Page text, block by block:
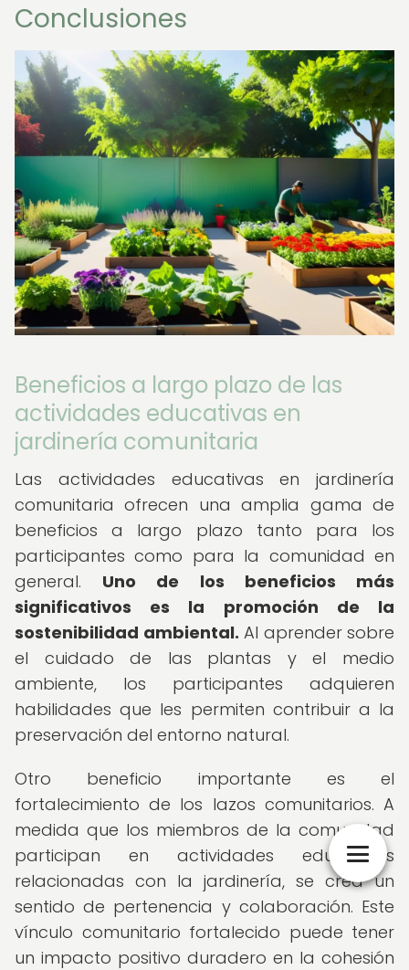
Conclusiones
Beneficios a largo plazo de las
actividades educativas en
jardinería comunitaria
Las actividades educativas en jardinería
comunitaria ofrecen una amplia gama de
beneficios a largo plazo tanto para los
participantes como para la comunidad en
general. Uno de los beneficios más
significativos es la promoción de la
sostenibilidad ambiental. Al aprender sobre
el cuidado de las plantas y el medio
ambiente, los participantes adquieren
habilidades que les permiten contribuir a la
preservación del entorno natural.
Otro beneficio importante es el
fortalecimiento de los lazos comunitarios. A
medida que los miembros de la comunidad
participan en actividades educativas
relacionadas con la jardinería, se crea un
sentido de pertenencia y colaboración. Este
vínculo comunitario fortalecido puede tener
un impacto positivo duradero en la cohesión